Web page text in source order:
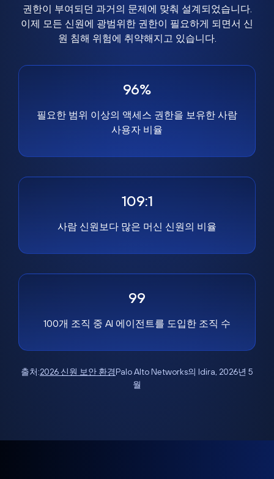
권한이 부여되던 과거의 문제에 맞춰 설계되었습니다.
이제 모든 신원에 광범위한 권한이 필요하게 되면서 신
원 침해 위험에 취약해지고 있습니다.
96%
필요한 범위 이상의 액세스 권한을 보유한 사람
사용자 비율
109:1
사람 신원보다 많은 머신 신원의 비율
99
100개 조직 중 AI 에이전트를 도입한 조직 수
출처:2026 신원 보안 환경Palo Alto Networks의 Idira, 2026년 5
월